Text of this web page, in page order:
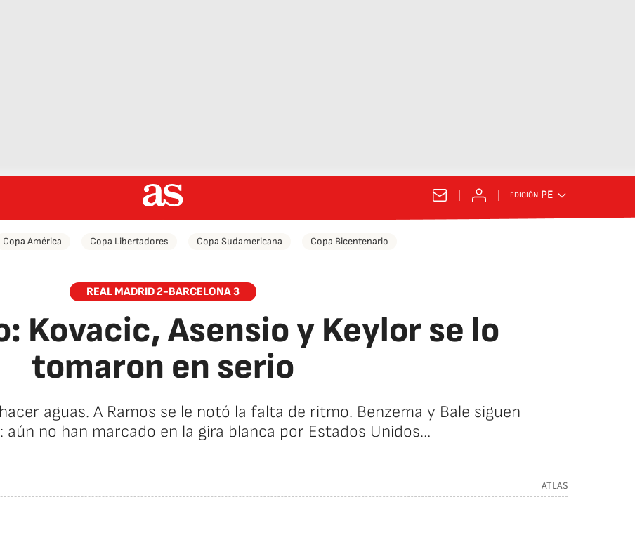
EDICIÓN PE
Copa América Copa Libertadores Copa Sudamericana Copa Bicentenario
REAL MADRID 2-BARCELONA 3
Kovacic, Asensio y Keylor se lo
tomaron en serio
aguas. A Ramos se le notó la falta de ritmo. Benzema y Bale siguen
aún no han marcado en la gira blanca por Estados Unidos…
ATLAS